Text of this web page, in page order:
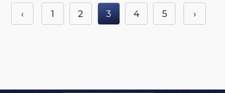
‹ 1 2 3 4 5 ›